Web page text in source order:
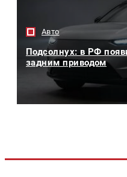
Авто
Подсолнух: в РФ
задним приводом